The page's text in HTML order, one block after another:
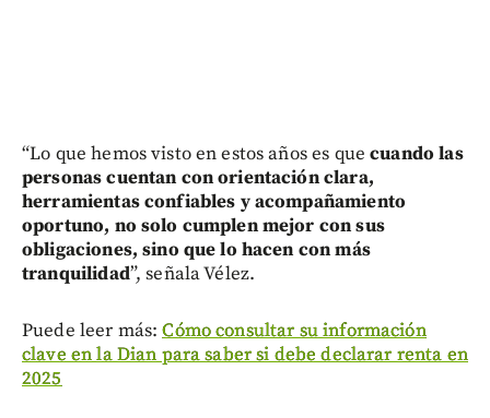
“Lo que hemos visto en estos años es quecuando las
personas cuentan con orientación clara,
herramientas confiables y acompañamiento
oportuno, no solo cumplen mejor con sus
obligaciones, sino que lo hacen con más
tranquilidad”, señala Vélez.
Puede leer más:Cómo consultar su información
clave en la Dian para saber si debe declarar renta en
2025